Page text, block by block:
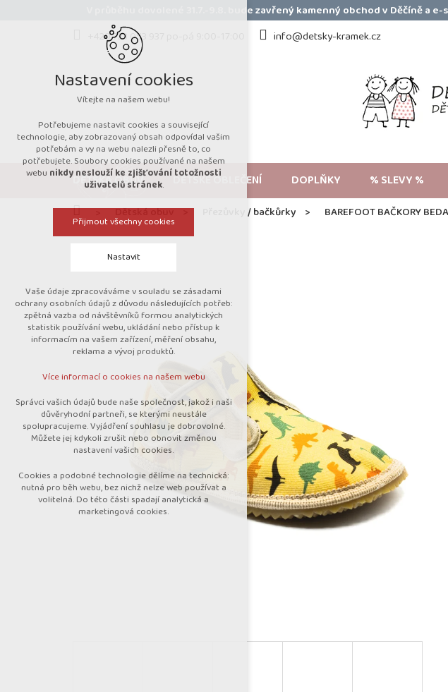
V průběhu dovolené 31.7.-9.8. bude zavřený kamenný obchod v Děčíně
+420 723 053 937 po-pá 9:00-17:00
info@detsky-kramek.cz
DĚTSKÁ OBUV DĚTSKÉ OBLEČENÍ DOPLŇKY % SLEVY %
DomůDětská obuv Přezůvky / bačkůrky BAREFOOT BAČKORY
Nastavení cookies
Vítejte na našem webu!
Potřebujeme nastavit cookies a související
technologie, aby zobrazovaný obsah odpovídal vašim
potřebám a vy na webu nalezli přesně to, co
potřebujete. Soubory cookies používané na našem
webu nikdy neslouží ke zjišťování totožnosti
uživatelů stránek.
Přijmout všechny cookies
Nastavit
Technická cookies
nutná pro provozování webu
udržení kontextu stránek (session):
případná přihlášení, volby jazyka, apod.
návštěvnosti
marketingová cookies (Google)
Více informací o cookies na našem webu
Přijmout všechny cookies
Odmítnout vše
Vaše údaje zpracováváme v souladu se zásadami
ochrany osobních údajů z důvodu následujících potřeb:
zpětná vazba od návštěvníků formou analytických
statistik používání webu, ukládání nebo přístup k
informacím na vašem zařízení, měření obsahu,
reklama a vývoj produktů.
Více informací o cookies na našem webu
Správci vašich údajů bude naše společnost, jakož i naši
důvěryhodní partneři, se kterými neustále
spolupracujeme. Vyjádření souhlasu je dobrovolné.
Můžete jej kdykoli zrušit nebo obnovit změnou
nastavení vašich cookies.
Cookies a podobné technologie dělíme na technická:
nutná pro běh webu, bez nichž nelze web používat a
volitelná. Do této části spadají analytická a
marketingová cookies.